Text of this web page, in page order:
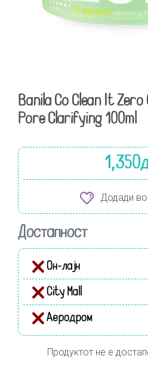
Banila Co Clean It Zero
Pore Clarifying 100ml
1,350
Додади
Достапност
Он-лајн
City Mall
Аеродром
Продуктот не е